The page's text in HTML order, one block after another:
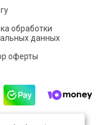
обработки
данных
оферты